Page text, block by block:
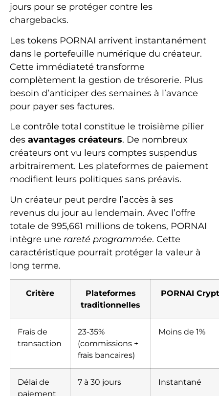
jours pour se protéger contre les
chargebacks.
Les tokens PORNAI arrivent instantanément
dans le portefeuille numérique du créateur.
Cette immédiateté transforme
complètement la gestion de trésorerie. Plus
besoin d’anticiper des semaines à l’avance
pour payer ses factures.
Le contrôle total constitue le troisième pilier
des avantages créateurs. De nombreux
créateurs ont vu leurs comptes suspendus
arbitrairement. Les plateformes de paiement
modifient leurs politiques sans préavis.
Un créateur peut perdre l’accès à ses
revenus du jour au lendemain. Avec l’offre
totale de 995,661 millions de tokens, PORNAI
intègre une rareté programmée. Cette
caractéristique pourrait protéger la valeur à
long terme.
Critère
Plateformes
traditionnelles
PORNAI
Frais de
transaction
23-35%
(commissions +
frais bancaires)
Moins de 1%
Délai de
paiement
7 à 30 jours Instantané